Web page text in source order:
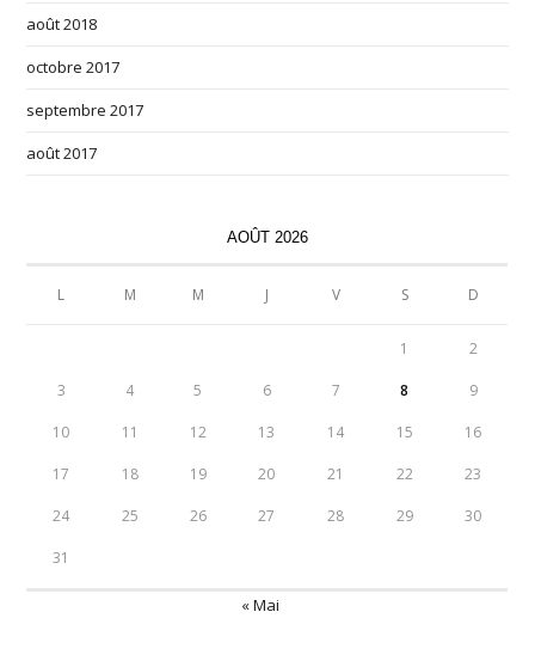
août 2018
octobre 2017
septembre 2017
août 2017
AOÛT 2026
L M M J V S D
1 2
3 4 5 6 7 8 9
10 11 12 13 14 15 16
17 18 19 20 21 22 23
24 25 26 27 28 29 30
31
« Mai